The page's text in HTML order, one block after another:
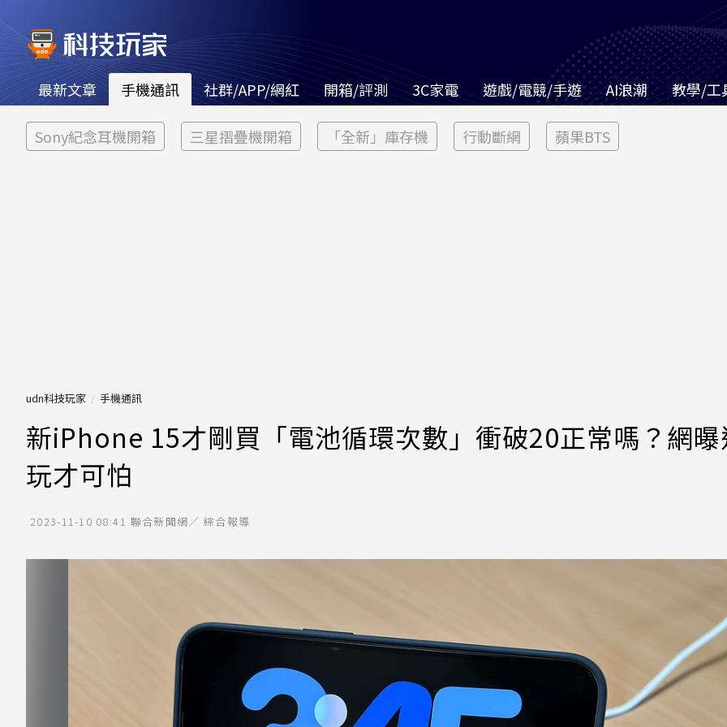
最新文章 手機通訊 社群/APP/網紅 開箱/評測 3C家電 遊戲/電競/手遊 AI浪潮 教學/工
Sony紀念耳機開箱 三星摺疊機開箱 「全新」庫存機 行動斷網 蘋果BTS
udn科技玩家 手機通訊
新iPhone 15才剛買「電池循環次數」衝破20正常嗎？網
玩才可怕
2023-11-10 08:41 聯合新聞網／ 綜合報導